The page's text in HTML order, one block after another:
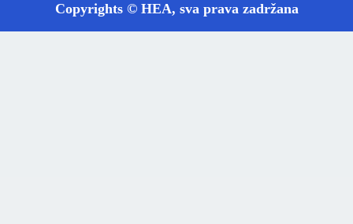
Copyrights © HEA, sva prava zadržana